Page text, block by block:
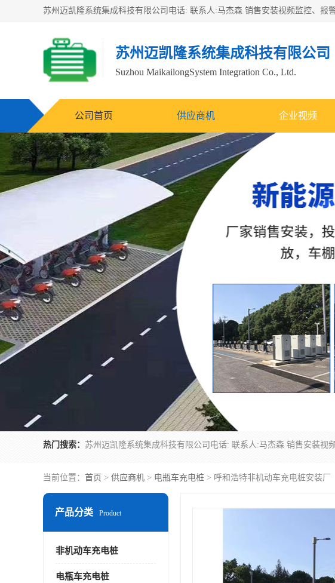
苏州迈凯隆系统集成科技有限公司
Suzhou MaikailongSystem Integration Co., Ltd.
公司首页 供应商机 企业视频
热门搜索：
当前位置： 首页 > 供应商机 > 电瓶车充电桩 > 呼和浩特非机动车充电桩安装厂
产品分类 Product
非机动车充电桩
电瓶车充电桩